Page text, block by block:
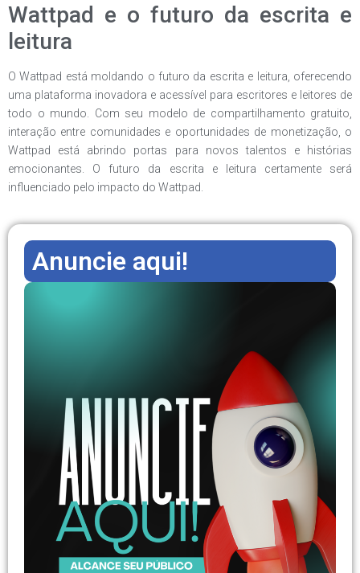
Wattpad e o futuro da escrita e
leitura
O Wattpad está moldando o futuro da escrita e leitura, oferecendo
uma plataforma inovadora e acessível para escritores e leitores de
todo o mundo. Com seu modelo de compartilhamento gratuito,
interação entre comunidades e oportunidades de monetização, o
Wattpad está abrindo portas para novos talentos e histórias
emocionantes. O futuro da escrita e leitura certamente será
influenciado pelo impacto do Wattpad.
Anuncie aqui!